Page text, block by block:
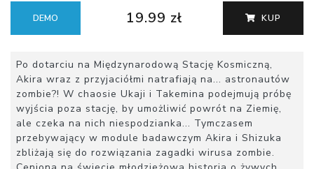
DEMO 19.99 zł KUP
Po dotarciu na Międzynarodową Stację Kosmiczną,
Akira wraz z przyjaciółmi natrafiają na... astronautów
zombie?! W chaosie Ukaji i Takemina podejmują próbę
wyjścia poza stację, by umożliwić powrót na Ziemię,
ale czeka na nich niespodzianka... Tymczasem
przebywający w module badawczym Akira i Shizuka
zbliżają się do rozwiązania zagadki wirusa zombie.